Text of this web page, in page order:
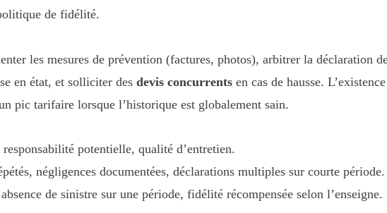
de fidélité.
les mesures de prévention (factures, photos), arbitrer la déclaration
en état, et solliciter des devis concurrents en cas de hausse.
pic tarifaire lorsque l’historique est globalement sain.
potentielle, qualité d’entretien.
négligences documentées, déclarations multiples sur courte période.
de sinistre sur une période, fidélité récompensée selon l’enseigne.